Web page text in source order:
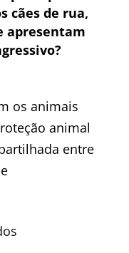
cães de rua,
apresentam
os animais
animal
entre